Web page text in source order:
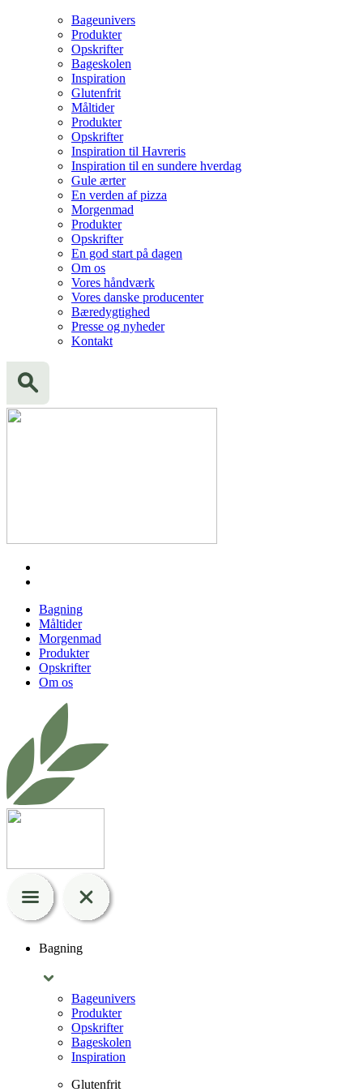
Bageunivers
Produkter
Opskrifter
Bageskolen
Inspiration
Glutenfrit
Måltider
Produkter
Opskrifter
Inspiration til Havreris
Inspiration til en sundere hverdag
Gule ærter
En verden af pizza
Morgenmad
Produkter
Opskrifter
En god start på dagen
Om os
Vores håndværk
Vores danske producenter
Bæredygtighed
Presse og nyheder
Kontakt
Bagning
Måltider
Morgenmad
Produkter
Opskrifter
Om os
Bagning
Bageunivers
Produkter
Opskrifter
Bageskolen
Inspiration
Glutenfrit